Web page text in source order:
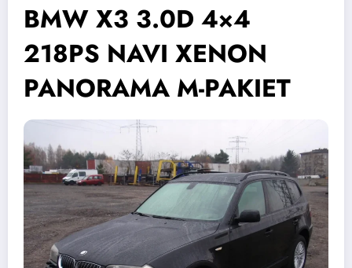
BMW X3 3.0D 4×4
218PS NAVI XENON
PANORAMA M-PAKIET